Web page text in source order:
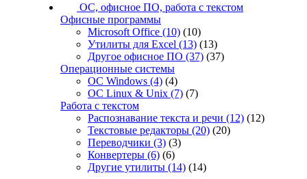
ОС, офисное ПО, работа с текстом
Офисные программы
Microsoft Office (10) (10)
Утилиты для Excel (13) (13)
Другое офисное ПО (37) (37)
Операционные системы
ОС Windows (4) (4)
ОС Linux & Unix (7) (7)
Работа с текстом
Распознавание текста и речи (12) (12)
Текстовые редакторы (20) (20)
Переводчики (3) (3)
Конвертеры (6) (6)
Другие утилиты (14) (14)